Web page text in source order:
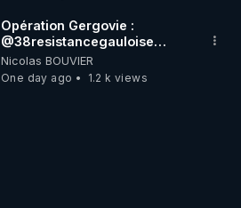
Opération Gergovie :
‪@38resistancegauloise‬
‪@MarionSigautOfficiel‬
‪@gladysriifard5710‬ Laëtitia
Nicolas BOUVIER
One day ago
1.2 k views